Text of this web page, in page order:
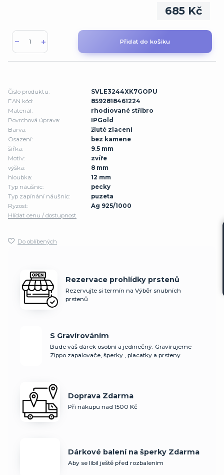
685 Kč
Přidat do košíku
Číslo produktu:
SVLE3244XK7GOPU
EAN kód:
8592818461224
Materiál:
rhodiované stříbro
Povrchová úprava:
IPGold
Barva:
žluté zlacení
Osazení:
bez kamene
šířka:
9.5 mm
Motiv:
zvíře
výška:
8 mm
hloubka:
12 mm
Typ náušnic:
pecky
Typ zapínání náušnic:
puzeta
Ryzost:
Ag 925/1000
Hlídat cenu / dostupnost
Do oblíbených
Rezervace prohlídky prstenů
Rezervujte si termín na Výběr snubních
prstenů
S Gravírováním
Bude váš dárek osobní a jedinečný. Gravírujeme
Zippo zapalovače, šperky , placatky a prsteny.
Doprava Zdarma
Při nákupu nad 1500 Kč
Dárkové balení na šperky Zdarma
Aby se líbil ještě před rozbalením